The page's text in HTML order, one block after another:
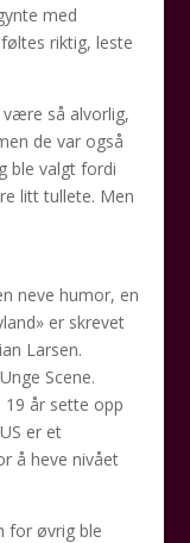
med
riktig, leste
så alvorlig,
de var også
ble valgt fordi
litt tullete. Men
neve humor, en
er skrevet
Larsen.
Scene.
19 år sette opp
er et
å heve nivået
for øvrig ble